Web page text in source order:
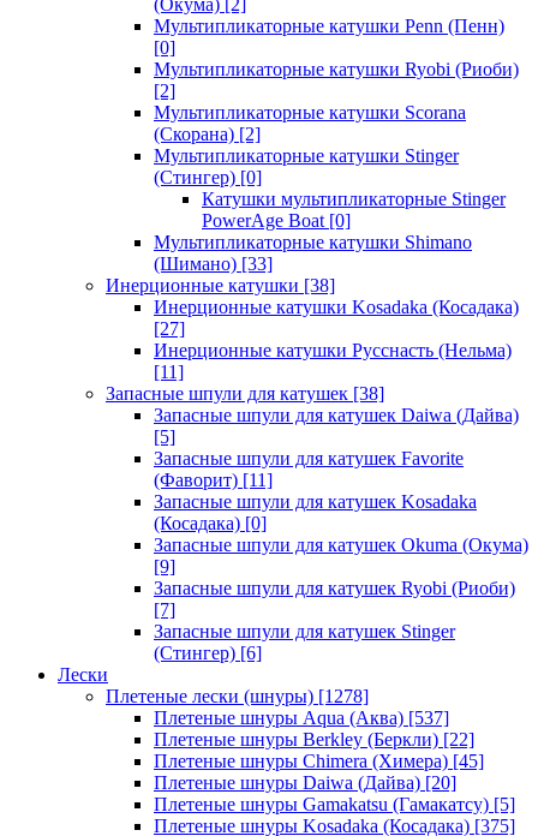
(Окума) [2]
Мультипликаторные катушки Penn (Пенн)
[0]
Мультипликаторные катушки Ryobi (Риоби)
[2]
Мультипликаторные катушки Scorana
(Скорана) [2]
Мультипликаторные катушки Stinger
(Стингер) [0]
Катушки мультипликаторные Stinger
PowerAge Boat [0]
Мультипликаторные катушки Shimano
(Шимано) [33]
Инерционные катушки [38]
Инерционные катушки Kosadaka (Косадака)
[27]
Инерционные катушки Русснасть (Нельма)
[11]
Запасные шпули для катушек [38]
Запасные шпули для катушек Daiwa (Дайва)
[5]
Запасные шпули для катушек Favorite
(Фаворит) [11]
Запасные шпули для катушек Kosadaka
(Косадака) [0]
Запасные шпули для катушек Okuma (Окума)
[9]
Запасные шпули для катушек Ryobi (Риоби)
[7]
Запасные шпули для катушек Stinger
(Стингер) [6]
Лески
Плетеные лески (шнуры) [1278]
Плетеные шнуры Aqua (Аква) [537]
Плетеные шнуры Berkley (Беркли) [22]
Плетеные шнуры Chimera (Химера) [45]
Плетеные шнуры Daiwa (Дайва) [20]
Плетеные шнуры Gamakatsu (Гамакатсу) [5]
Плетеные шнуры Kosadaka (Косадака) [375]